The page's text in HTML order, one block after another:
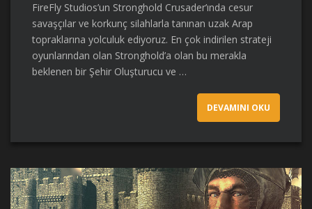
FireFly Studios’un Stronghold Crusader’ında cesur
savaşçılar ve korkunç silahlarla tanınan uzak Arap
topraklarına yolculuk ediyoruz. En çok indirilen strateji
oyunlarından olan Stronghold’a olan bu merakla
beklenen bir Şehir Oluşturucu ve …
DEVAMINI OKU